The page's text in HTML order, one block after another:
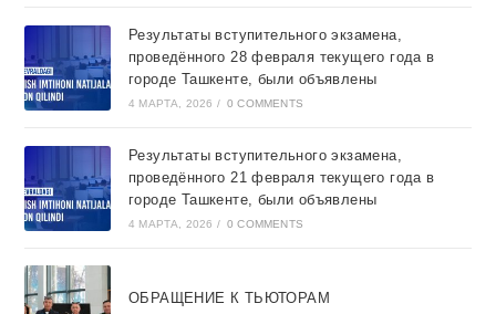
Результаты вступительного экзамена,
проведённого 28 февраля текущего года в
городе Ташкентe, были объявлены
4 МАРТА, 2026 / 0 COMMENTS
Результаты вступительного экзамена,
проведённого 21 февраля текущего года в
городе Ташкентe, были объявлены
4 МАРТА, 2026 / 0 COMMENTS
ОБРАЩЕНИЕ К ТЬЮТОРАМ